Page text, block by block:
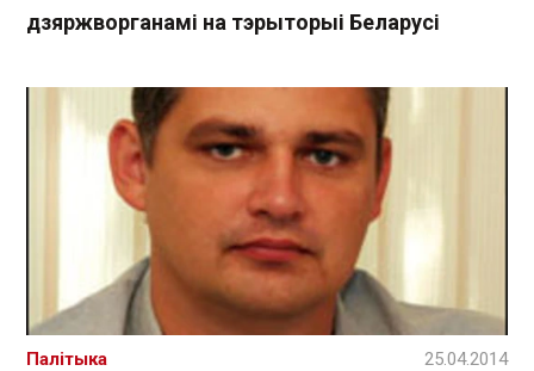
дзяржворганамі на тэрыторыі Беларусі
Палітыка 25.04.2014